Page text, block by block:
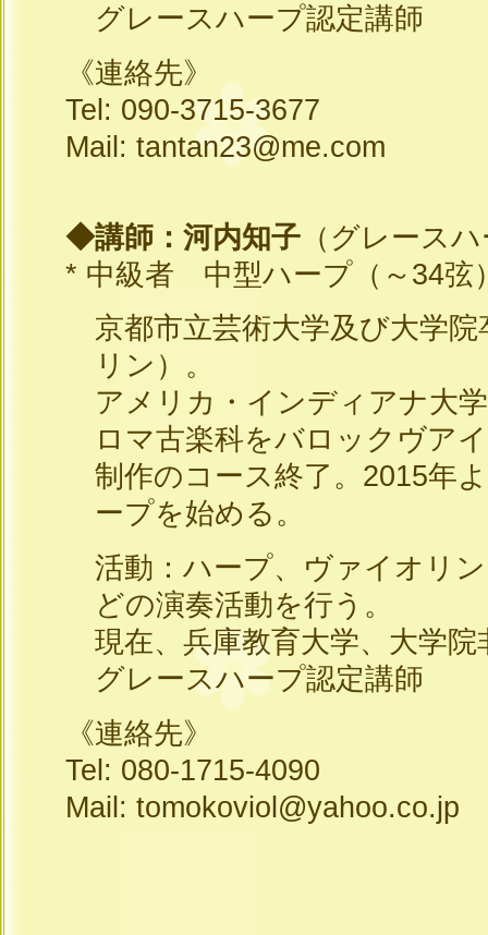
グレースハープ認定講師
《連絡先》
Tel: 090-3715-3677
Mail: tantan23@me.com
◆講師：河内知子 （グレース
* 中級者 中型ハープ（～34弦
京都市立芸術大学及び大学
リン）。
アメリカ・インディアナ大
ロマ古楽科をバロックヴア
制作のコース終了。2015年
ープを始める。
活動：ハープ、ヴァイオリ
どの演奏活動を行う。
現在、兵庫教育大学、大学院
グレースハープ認定講師
《連絡先》
Tel: 080-1715-4090
Mail: tomokoviol@yahoo.co.jp